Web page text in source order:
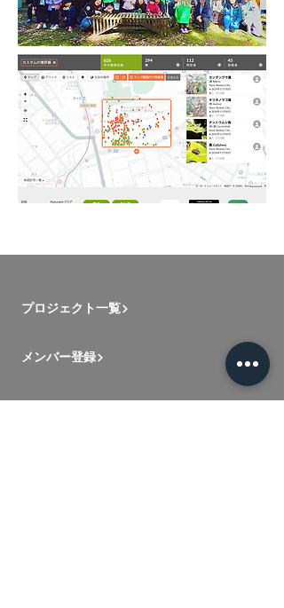
プロジェクト一覧
メンバー登録